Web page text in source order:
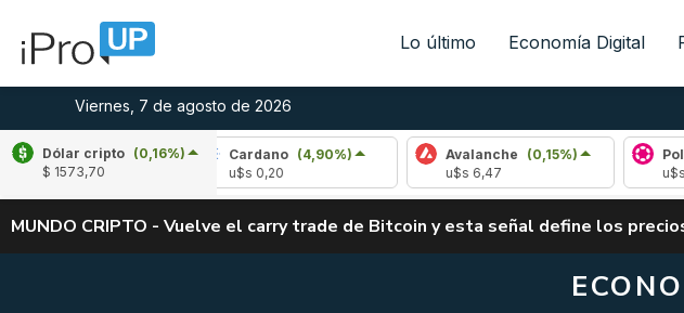
Lo último Economía Digital
Viernes, 7 de agosto de 2026
Dólar cripto (0,16%)
$ 1573,70
1,72%) Cardano (4,90%)
Avalanche (0,15%)
Polkadot (-
MUNDO CRIPTO - Vuelve el carry trade de Bitcoin y esta señal define los